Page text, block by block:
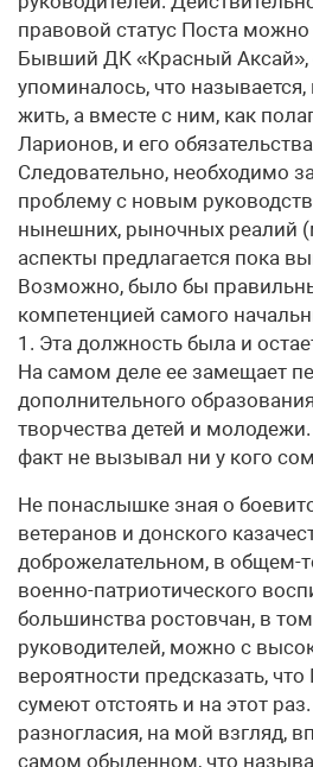
правовой статус Поста
Бывший ДК «Красный Аксай»,
упоминалось, что называется,
жить, а вместе с ним, как
Ларионов, и его
Следовательно, необходимо
проблему с новым
нынешних, рыночных реалий
аспекты предлагается пока
Возможно, было бы
компетенцией самого
1. Эта должность была и
На самом деле ее замещает
дополнительного
творчества детей и
факт не вызывал ни у кого
Не понаслышке зная о
ветеранов и донского
доброжелательном, в общем-
военно-патриотического
большинства ростовчан, в
руководителей, можно с
вероятности предсказать,
сумеют отстоять и на этот
разногласия, на мой взгляд,
самом обыденном, что